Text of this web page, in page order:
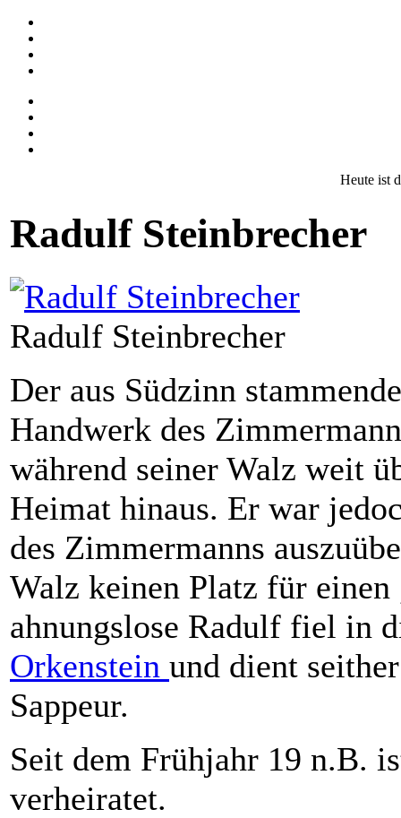
Heute ist
Radulf Steinbrecher
Radulf Steinbrecher
Der aus Südzinn
Handwerk des
während seiner Walz weit
Heimat hinaus. Er war
des Zimmermanns
Walz keinen Platz für
ahnungslose Radulf fiel in
Orkenstein und dient
Sappeur.
Seit dem Frühjahr 19 n.B.
verheiratet.